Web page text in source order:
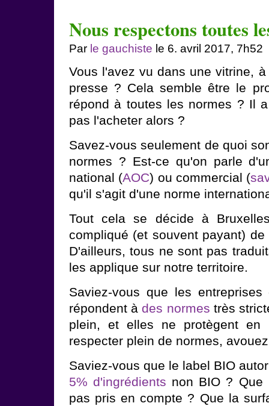
Nous respectons toutes
Par le gauchiste le 6. avril 2017, 7h52
Vous l'avez vu dans une vitrine,
presse ? Cela semble être le
répond à toutes les normes ? Il
pas l'acheter alors ?
Savez-vous seulement de quoi
normes ? Est-ce qu'on parle
national (AOC) ou commercial (
qu'il s'agit d'une norme
Tout cela se décide à
compliqué (et souvent payant)
D'ailleurs, tous ne sont pas
les applique sur notre territoire.
Saviez-vous que les
répondent à des normes très
plein, et elles ne protègent en
respecter plein de normes,
Saviez-vous que le label BIO
5% d'ingrédients non BIO ? Que
pas pris en compte ? Que la